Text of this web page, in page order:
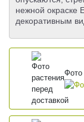
нежной окраске
декоративным
Фото